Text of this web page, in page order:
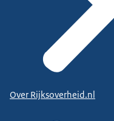
Over Rijksoverheid.nl